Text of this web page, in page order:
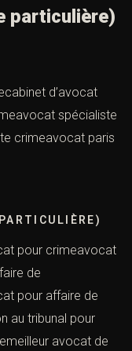
particulière)
d’avocat
spécialiste
crimeavocat paris
pour crimeavocat
de
pour affaire de
au tribunal pour
avocat de